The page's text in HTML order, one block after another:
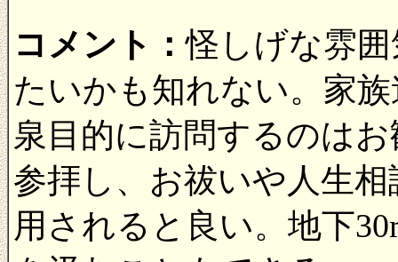
コメント：怪しげな雰
たいかも知れない。家
泉目的に訪問するのは
参拝し、お祓いや人生
用されると良い。地下